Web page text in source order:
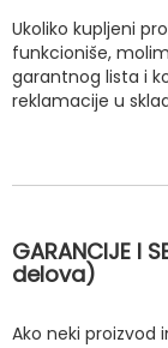
Ukoliko kupljeni
funkcioniše,
garantnog lista i
reklamacije u
GARANCIJE I
delova)
Ako neki proizvod